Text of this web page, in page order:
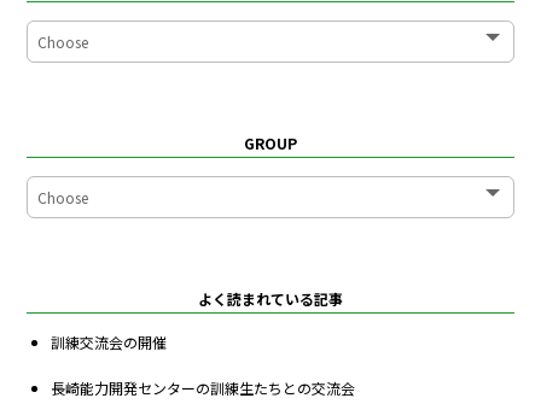
GROUP
よく読まれている記事
訓練交流会の開催
長崎能力開発センターの訓練生たちとの交流会